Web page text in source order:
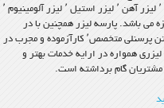
برش CNC ٬ لیزر آهن ٬ لیزر استیل ٬ لیزر آلومینیوم ٬
می باشد. پارسه لیزر همچنین با در
اختیار داشتن پرسنلی متخصص٬ کارآزموده و مجرب در
همواره در ارایه خدمات بهتر و
مشتریان گام برداشته است.